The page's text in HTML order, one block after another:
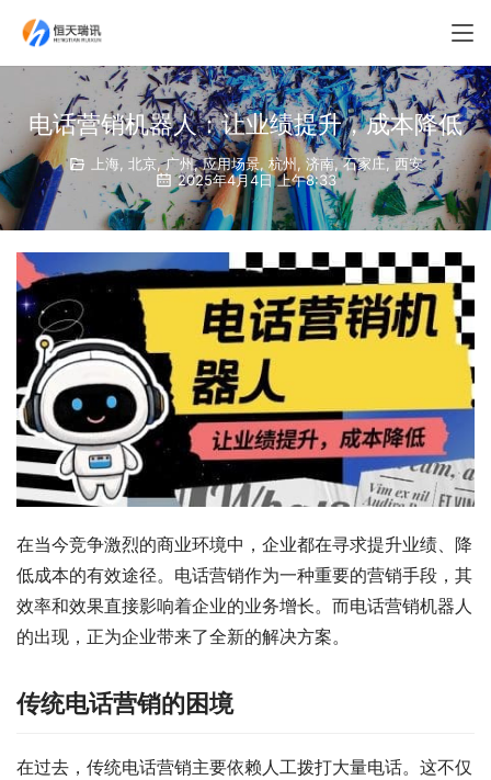
电话营销机器人：让业绩提升，成本降低​
上海 北京,广州,应用场景, 杭州,济南,石家庄,西安
2025年4月4日 上午8:33
在当今竞争激烈的商业环境中，企业都在寻求提升业绩、降
低成本的有效途径。电话营销作为一种重要的营销手段，其
效率和效果直接影响着企业的业务增长。而电话营销机器人
的出现，正为企业带来了全新的解决方案。​
传统电话营销的困境​
在过去，传统电话营销主要依赖人工拨打大量电话。这不仅